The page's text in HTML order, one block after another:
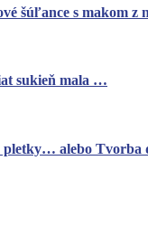
šúľance s makom z
sukieň mala …
pletky… alebo Tvorba